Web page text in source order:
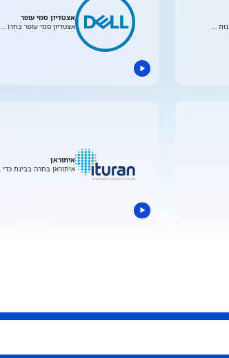
אצטדיון סמי עופר
אצטדיון סמי עופר בחרו …
איתוראן
איתוראן בחרה בבינת כדי …